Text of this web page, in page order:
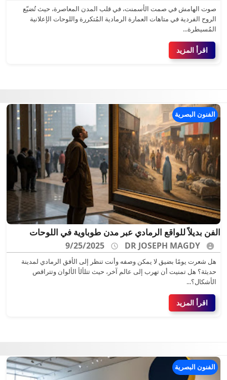
صوت الهامش في صمت الأسمنت، في قلب المدن المعاصرة، حيث تُضيّع
الروح الفردية في متاهات العمارة الرمادية المُتكررة واللوحات الإعلانية
المُسيطرة...
اقرأ المزيد
الفنون البصرية
الفن بديلاً للواقع الرمادي عبر مدن طوباوية في اللوحات
DR JOSEPH MAGDY
9/25/2025
هل شعرت يومًا بضيق لا يمكن وصفه وأنت تنظر إلى الأفق الرمادي لمدينة
حديثة؟ هل تمنيت أن تهرب إلى عالم آخر، حيث تتلألأ الألوان وتتراقص
الأشكال؟...
اقرأ المزيد
الفنون البصرية